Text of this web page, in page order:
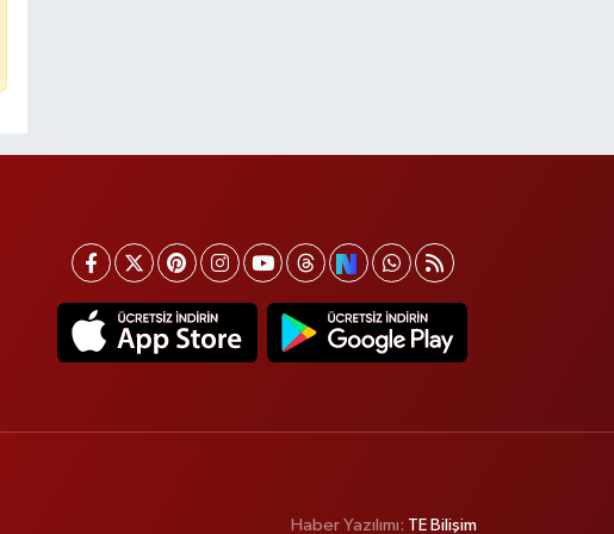
Haber Yazılımı: TE Bilişim